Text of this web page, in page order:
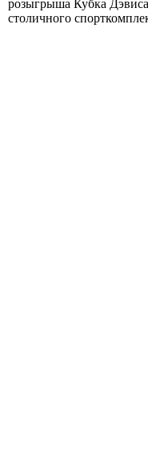
розыгрыша Кубка
столичного